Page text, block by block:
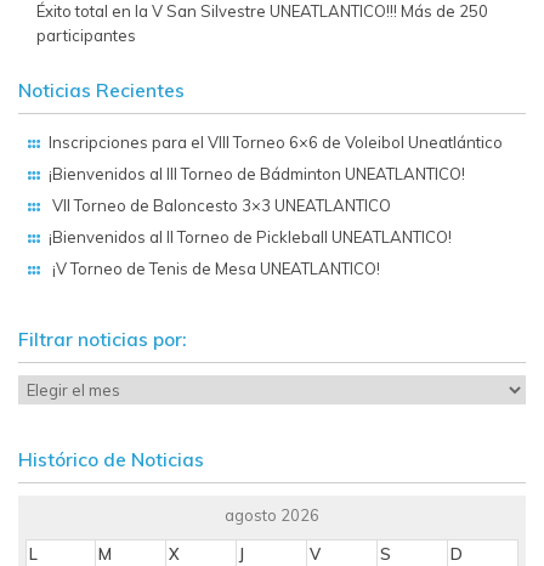
Éxito total en la V San Silvestre UNEATLANTICO!!! Más de 250
participantes
Noticias Recientes
Inscripciones para el VIII Torneo 6×6 de Voleibol Uneatlántico
¡Bienvenidos al III Torneo de Bádminton UNEATLANTICO!
VII Torneo de Baloncesto 3×3 UNEATLANTICO
¡Bienvenidos al II Torneo de Pickleball UNEATLANTICO!
¡V Torneo de Tenis de Mesa UNEATLANTICO!
Filtrar noticias por:
Histórico de Noticias
agosto 2026
L
M X J V S
D